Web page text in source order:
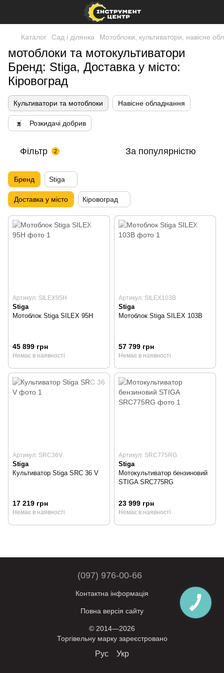
Каталог Сад і ділянка Мотоблоки, культиватори, навісне
мотоблоки та мотокультиватори
Бренд: Stiga, Доставка у місто:
Кіровоград
Культиватори та мотоблоки Навісне обладнання
Розкидачі добрив
Фільтр 2 За популярністю
Бренд Stiga
Доставка у місто Кіровоград
Артикул: SILEX95H
Stiga
Мотоблок Stiga SILEX 95H
45 899 грн
Немає в наявності
Артикул: SILEX103B
Stiga
Мотоблок Stiga SILEX 103B
57 799 грн
Немає в наявності
Артикул: SRC36V
Stiga
Культиватор Stiga SRC 36 V
17 219 грн
Немає в наявності
Артикул: SRC775RG
Stiga
Мотокультиватор бензиновий
STIGA SRC775RG
23 999 грн
Немає в наявності
(097) 976-00-66
Контактна інформація
Повна версія сайту
© 2014—2026
Торгівельну марку зареєстровано
Рус Укр